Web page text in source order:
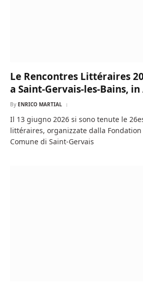
Le Rencontres Littéraires
a Saint-Gervais-les-Bains,
By ENRICO MARTIAL
Il 13 giugno 2026 si sono tenute le
littéraires, organizzate dalla Fondation
Comune di Saint-Gervais